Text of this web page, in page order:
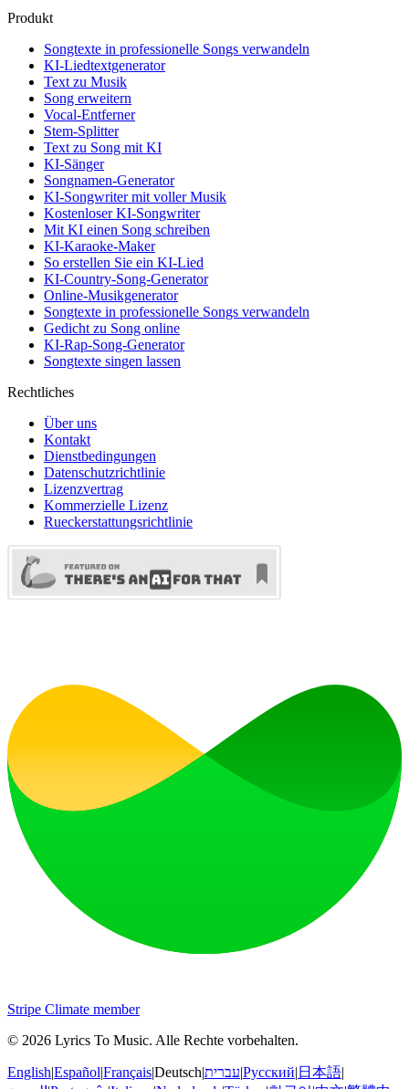
Produkt
Songtexte in professionelle Songs verwandeln
KI-Liedtextgenerator
Text zu Musik
Song erweitern
Vocal-Entferner
Stem-Splitter
Text zu Song mit KI
KI-Sänger
Songnamen-Generator
KI-Songwriter mit voller Musik
Kostenloser KI-Songwriter
Mit KI einen Song schreiben
KI-Karaoke-Maker
So erstellen Sie ein KI-Lied
KI-Country-Song-Generator
Online-Musikgenerator
Songtexte in professionelle Songs verwandeln
Gedicht zu Song online
KI-Rap-Song-Generator
Songtexte singen lassen
Rechtliches
Über uns
Kontakt
Dienstbedingungen
Datenschutzrichtlinie
Lizenzvertrag
Kommerzielle Lizenz
Rueckerstattungsrichtlinie
Stripe Climate member
© 2026 Lyrics To Music. Alle Rechte vorbehalten.
English|Español|Français|Deutsch|עברית|Русский| 日本語|